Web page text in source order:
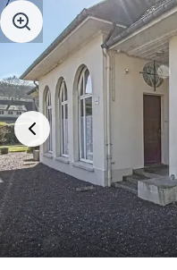
Aller au contenu principal